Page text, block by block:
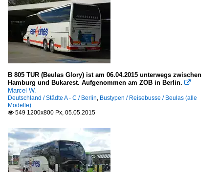
B 805 TUR (Beulas Glory) ist am 06.04.2015 unterwegs zwischen
Hamburg und Bukarest. Aufgenommen am ZOB in Berlin. 
Marcel W.
Deutschland / Städte A - C / Berlin, Bustypen / Reisebusse / Beulas (alle
Modelle)
 549 1200x800 Px, 05.05.2015